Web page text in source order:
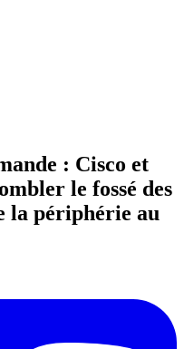
: Cisco et
le fossé des
la périphérie au